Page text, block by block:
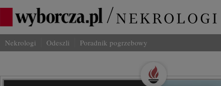
Nekrologi Odeszli Poradnik pogrzebowy